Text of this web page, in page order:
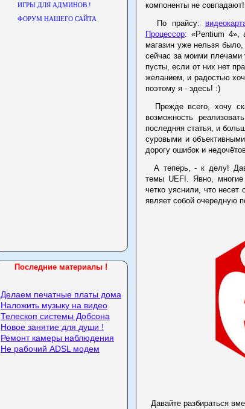
ИГРЫ ДЛЯ АДМИНОВ !
ФОРУМ НАШЕГО САЙТА
Последние материалы !
Делаем печатные платы дома
Наложить музыку на видео
Телескоп системы Добсона
Новое занятие для души !
Ремонт камеры наблюдения
Не рабочий ADSL модем
компоненты не
По прайсу:
Процессор: «Pentium 4»,
магазин уже нельзя
сейчас за моими
пусты, если от них нет
желанием, и радостью
поэтому я - здесь! :)
Прежде всего, хочу
возможность
последняя статья, и
суровыми и
дорогу ошибок и
А теперь, - к делу!
темы UEFI. Явно,
четко уяснили, что несет
являет собой очередную
Давайте разбираться